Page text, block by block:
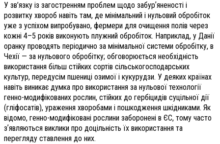
У зв’язку із загостренням проблем щодо забурʼяненості і
розвитку хвороб навіть там, де мінімальний і нульовий обробіток
уже з успіхом випробувано, фермери для очищення полів через
кожні 4–5 років виконують плужний обробіток. Наприклад, у Данії
оранку проводять періодично за мінімальної системи обробітку, в
Чехії — за нульового обробітку; обговорюється необхідність
використання більш стійких сортів сільськогосподарських
культур, передусім пшениці озимої і кукурудзи. У деяких країнах
навіть виникає думка про використання за нульової технології
генно-модифікованих рослин, стійких до гербіцидів суцільної дії
(гліфосатів), ураження хворобами і пошкодження шкідниками. Як
відомо, генно-модифіковані рослини заборонені в ЄС, тому часто
зʼявляються виклики про доцільність їх використання та
перегляду ставлення до них.